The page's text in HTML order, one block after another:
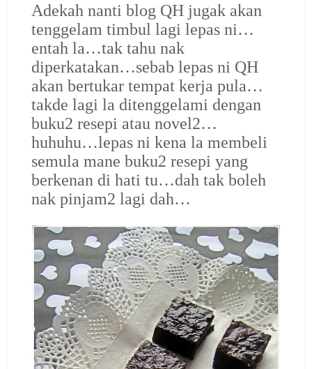
Adekah nanti blog QH jugak akan
tenggelam timbul lagi lepas ni…
entah la…tak tahu nak
diperkatakan…sebab lepas ni QH
akan bertukar tempat kerja pula…
takde lagi la ditenggelami dengan
buku2 resepi atau novel2…
huhuhu…lepas ni kena la membeli
semula mane buku2 resepi yang
berkenan di hati tu…dah tak boleh
nak pinjam2 lagi dah…